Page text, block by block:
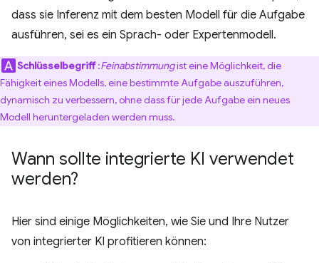
dass sie Inferenz mit dem besten Modell für die Aufgabe
ausführen, sei es ein Sprach- oder Expertenmodell.
Schlüsselbegriff:Feinabstimmungist eine Möglichkeit, die
Fähigkeit eines Modells, eine bestimmte Aufgabe auszuführen,
dynamisch zu verbessern, ohne dass für jede Aufgabe ein neues
Modell heruntergeladen werden muss.
Wann sollte integrierte KI verwendet
werden?
Hier sind einige Möglichkeiten, wie Sie und Ihre Nutzer
von integrierter KI profitieren können: